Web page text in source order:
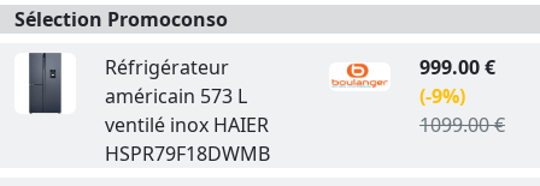
Sélection Promoconso
Réfrigérateur
américain 573 L
ventilé inox HAIER
HSPR79F18DWMB
999.00 €
(-9%)
1099.00 €